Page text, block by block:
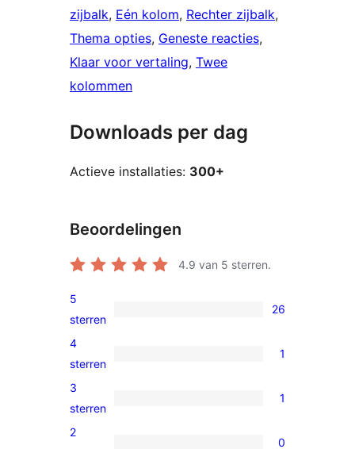
zijbalk, Eén kolom, Rechter zijbalk
Thema opties, Geneste reacties
Klaar voor vertaling, Twee
kolommen
Downloads per dag
Actieve installaties: 300+
Beoordelingen
4.9 van 5 sterren.
26
5
sterren
5
sterren
26
1
4
ster
4
sterren
1
1
3
3
sterren
1
2
0